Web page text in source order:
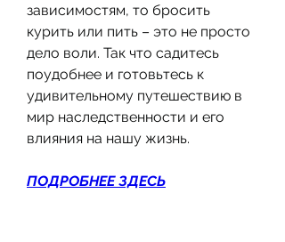
зависимостям, то бросить
курить или пить – это не просто
дело воли. Так что садитесь
поудобнее и готовьтесь к
удивительному путешествию в
мир наследственности и его
влияния на нашу жизнь.
ПОДРОБНЕЕ ЗДЕСЬ